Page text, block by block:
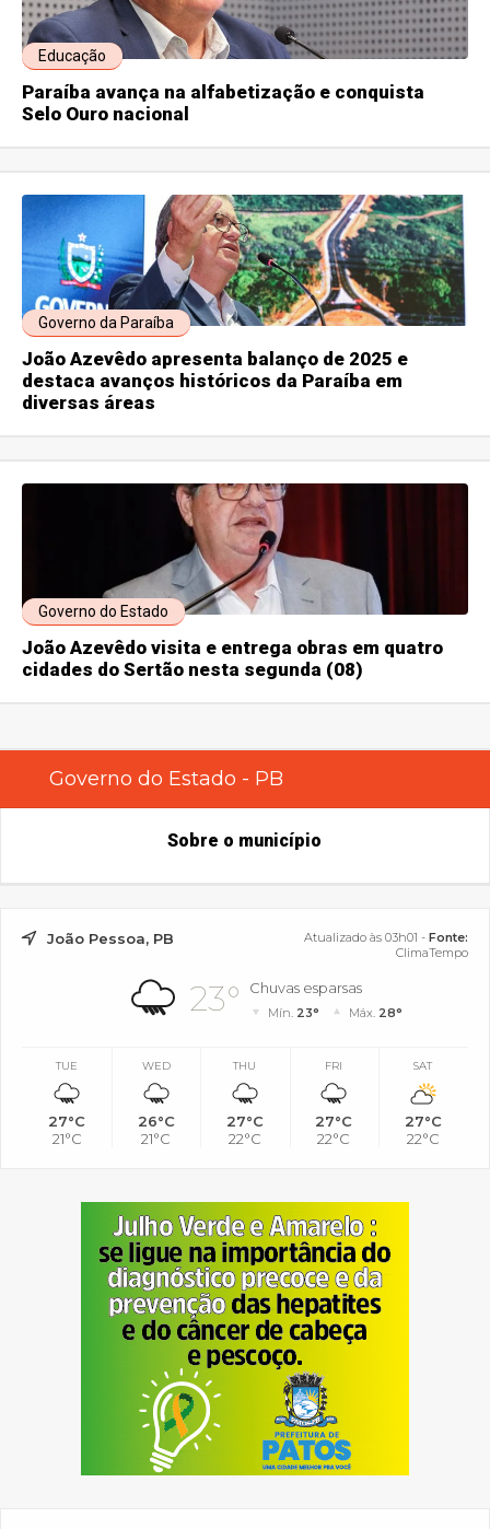
Educação
Paraíba avança na alfabetização e conquista
Selo Ouro nacional
Governo da Paraíba
João Azevêdo apresenta balanço de 2025 e
destaca avanços históricos da Paraíba em
diversas áreas
Governo do Estado
João Azevêdo visita e entrega obras em quatro
cidades do Sertão nesta segunda (08)
Governo do Estado - PB
Sobre o município
João Pessoa, PB Atualizado às 03h01 - Fonte:
ClimaTempo
23° Chuvas esparsas
Mín. 23° Máx. 28°
TUE
27°C
21°C
WED
26°C
21°C
THU
27°C
22°C
FRI
27°C
22°C
SAT
27°C
22°C